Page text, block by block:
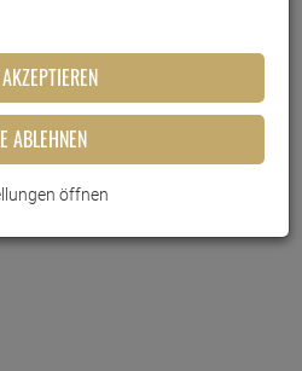
intensiv
ABLEHNEN
öffnen